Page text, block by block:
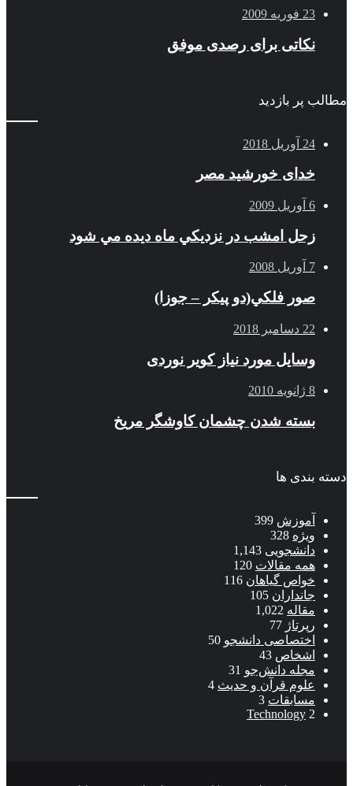
23 فوریه 2009
نکاتی برای رصدی موفق
مطالب پر بازدید
24 آوریل 2018
خدای خورشید مصر
6 آوریل 2009
زحل امشب در نزديكي ماه ديده مي شود
7 آوریل 2008
صور فلكي(دو پیکر – جوزا)
22 دسامبر 2018
وسایل مورد نیاز کویر نوردی
8 ژانویه 2010
بسته شدن چشمان کاوشگر مريخ
دسته بندی ها
آموزش 399
ویژه 328
دانشجویی 1,143
همه مقالات 120
خواص گیاهان 116
جانداران 105
مقاله 1,022
رپرتاژ 77
اختصاصی دانشجو 50
اشخاص 43
مجله دانش‌جو 31
علوم قرآن و حدیث 4
مسابقات 3
Technology 2